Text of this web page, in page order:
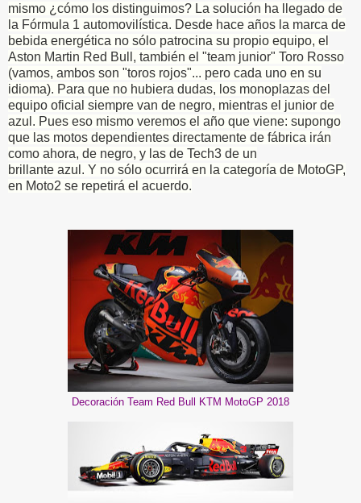
mismo ¿cómo los distinguimos? La solución ha llegado de
la Fórmula 1 automovilística. Desde hace años la marca de
bebida energética no sólo patrocina su propio equipo, el
Aston Martin Red Bull, también el "team junior" Toro Rosso
(vamos, ambos son "toros rojos"... pero cada uno en su
idioma). Para que no hubiera dudas, los monoplazas del
equipo oficial siempre van de negro, mientras el junior de
azul. Pues eso mismo veremos el año que viene: supongo
que las motos dependientes directamente de fábrica irán
como ahora, de negro, y las de Tech3 de un
brillante azul. Y no sólo ocurrirá en la categoría de MotoGP,
en Moto2 se repetirá el acuerdo.
Decoración Team Red Bull KTM MotoGP 2018